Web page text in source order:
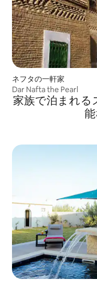
ネフタの一軒家
Dar Nafta the Pearl
家族で泊まれ